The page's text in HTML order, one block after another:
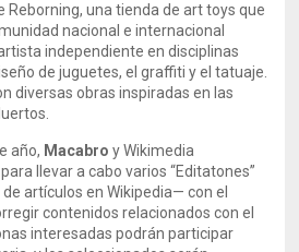
Reborning, una tienda de art toys que
nacional e internacional
independiente en disciplinas
de juguetes, el graffiti y el tatuaje.
diversas obras inspiradas en las
año, Macabro y Wikimedia
llevar a cabo varios “Editatones”
artículos en Wikipedia— con el
contenidos relacionados con el
interesadas podrán participar